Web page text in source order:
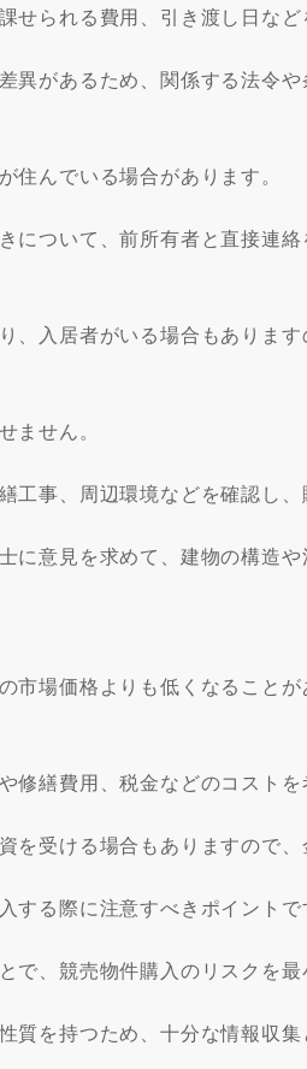
せられる費用、引き渡し日な
異があるため、関係する法令
住んでいる場合があります。
について、前所有者と直接連
、入居者がいる場合もありま
ません。
工事、周辺環境などを確認し
に意見を求めて、建物の構造
市場価格よりも低くなること
修繕費用、税金などのコストを
を受ける場合もありますので、
する際に注意すべきポイントで
で、競売物件購入のリスクを
質を持つため、十分な情報収集